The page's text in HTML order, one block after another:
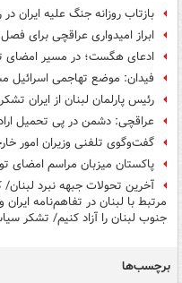
بازتاب روزانه جنگ علیه ایران
ابراز امیدواری عراقچی برای
ادعای هگست؛ در مسیر امضای
فیدان: موضع تهاجمی
رئیس پارلمان لبنان از ایران
عراقچی: دشمن در پی تحمیل
گفت‌وگوی تلفنی وزیران امور
پاکستان میزبان مراسم امضای
آخرین تحولات جبهه نبرد
مرتبط با لبنان در تفاهم‌نامه
جنوب لبنان را آزاد کنیم/ تشکر
برچسب‌ها